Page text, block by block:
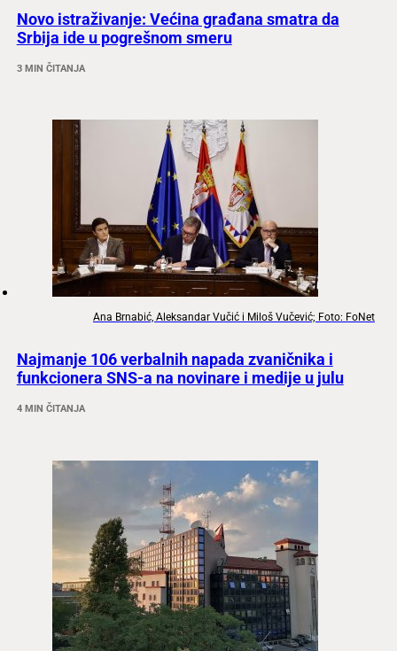
Novo istraživanje: Većina građana smatra da
Srbija ide u pogrešnom smeru
3 MIN ČITANJA
Ana Brnabić, Aleksandar Vučić i Miloš Vučević; Foto: FoNet
Najmanje 106 verbalnih napada zvaničnika i
funkcionera SNS-a na novinare i medije u julu
4 MIN ČITANJA